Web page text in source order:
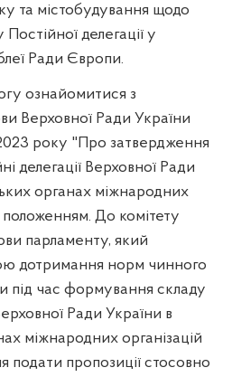
та містобудування щодо
делегації у
Ради Європи.
ознайомитися з
Верховної Ради України
року "Про затвердження
делегації Верховної Ради
органах міжнародних
положенням. До комітету
парламенту, який
дотримання норм чинного
під час формування складу
Ради України в
міжнародних організацій
подати пропозиції стосовно